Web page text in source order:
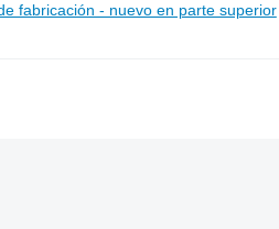
fabricación - nuevo en parte superior